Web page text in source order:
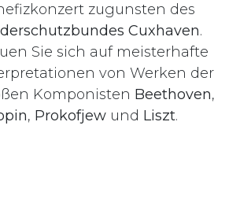
zugunsten des
Cuxhaven.
Sie sich auf meisterhafte
von Werken der
Komponisten Beethoven,
, Prokofjew und Liszt.